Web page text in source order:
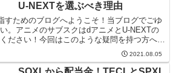
U-NEXTを選ぶべき理由
すためのブログへようこそ！当ブログでごゆ
。アニメのサブスクはdアニメとU-NEXTの
ださい！今回はこのような疑問を持つ方への
2021.08.05